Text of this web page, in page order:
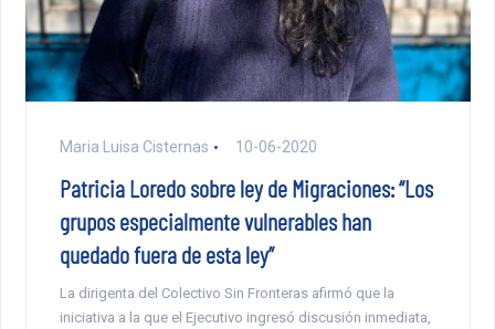
Maria Luisa Cisternas 10-06-2020
Patricia Loredo sobre ley de Migraciones: “Los
grupos especialmente vulnerables han
quedado fuera de esta ley”
La dirigenta del Colectivo Sin Fronteras afirmó que la
iniciativa a la que el Ejecutivo ingresó discusión inmediata,